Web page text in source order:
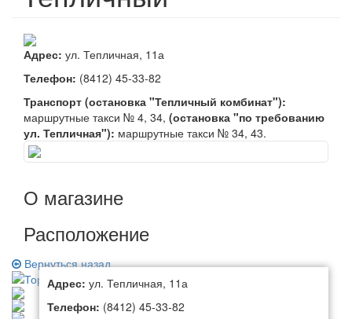
Адрес: ул. Тепличная, 11а
Телефон: (8412) 45-33-82
Транспорт (остановка "Тепличный комбинат"):
маршрутные такси № 4, 34, (остановка "по требованию
ул. Тепличная"): маршрутные такси № 34, 43.
О магазине
Расположение
Адрес: ул. Тепличная, 11а
Телефон: (8412) 45-33-82
Вернуться назад